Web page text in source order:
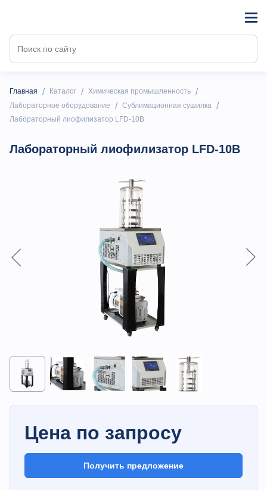
Главная / Каталог / Химическая промышленность /
Лабораторное оборудование / Сублимационная сушилка /
Лабораторный лиофилизатор LFD-10B
Лабораторный лиофилизатор LFD-10B
Цена по запросу
Получить предложение